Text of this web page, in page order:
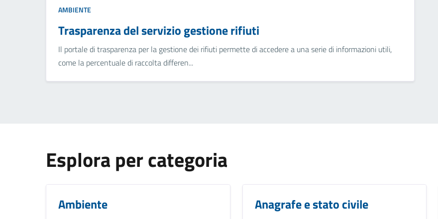
AMBIENTE
Trasparenza del servizio gestione rifiuti
Il portale di trasparenza per la gestione dei rifiuti permette di accedere a una serie di informazioni utili,
come la percentuale di raccolta differen...
Esplora per categoria
Ambiente Anagrafe e stato civile